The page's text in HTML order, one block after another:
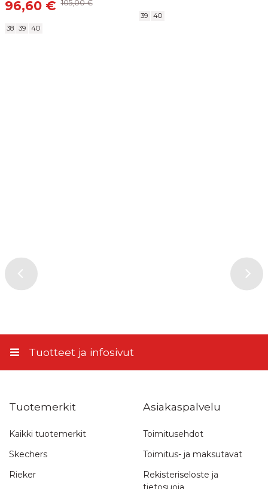
11,45 €
96,60 € 105,00 €
38 39 40
39 40
Tuotteet ja infosivut
Tuotemerkit
Kaikki tuotemerkit
Skechers
Rieker
Asiakaspalvelu
Toimitusehdot
Toimitus- ja maksutavat
Rekisteriseloste ja